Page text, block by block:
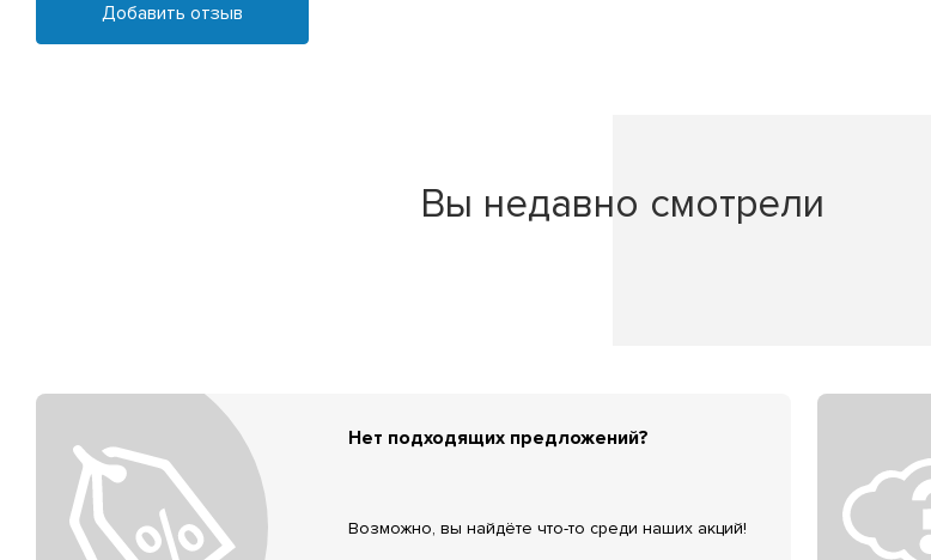
Добавить отзыв
Вы недавно смотрели
Нет подходящих предложений?
Возможно, вы найдёте что-то среди наших акций!